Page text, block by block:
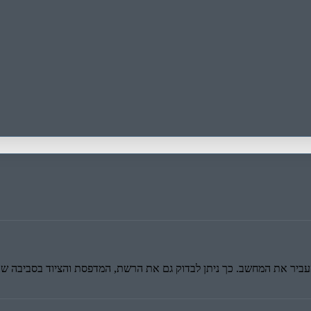
את המחשב. כך ניתן לבדוק גם את הרשת, המדפסת והציוד בסביבה